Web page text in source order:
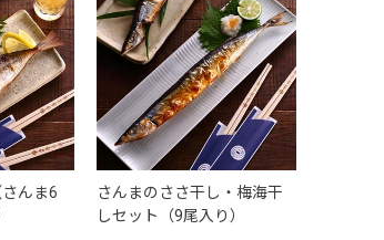
んま6
さんまのささ干し・梅海干
しセット（9尾入り）